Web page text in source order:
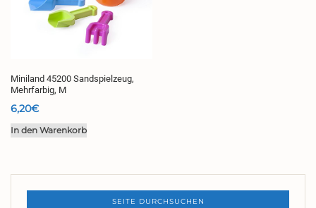
Miniland 45200 Sandspielzeug,
Mehrfarbig, M
6,20€
In den Warenkorb
SEITE DURCHSUCHEN